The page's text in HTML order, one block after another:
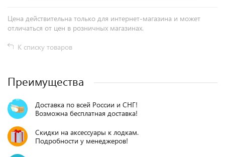
Цена действительна только для интернет-магазина и может
отличаться от цен в розничных магазинах.
К списку товаров
Преимущества
Доставка по всей России и СНГ!
Возможна бесплатная доставка!
Скидки на аксессуары к лодкам.
Подробности у менеджеров!